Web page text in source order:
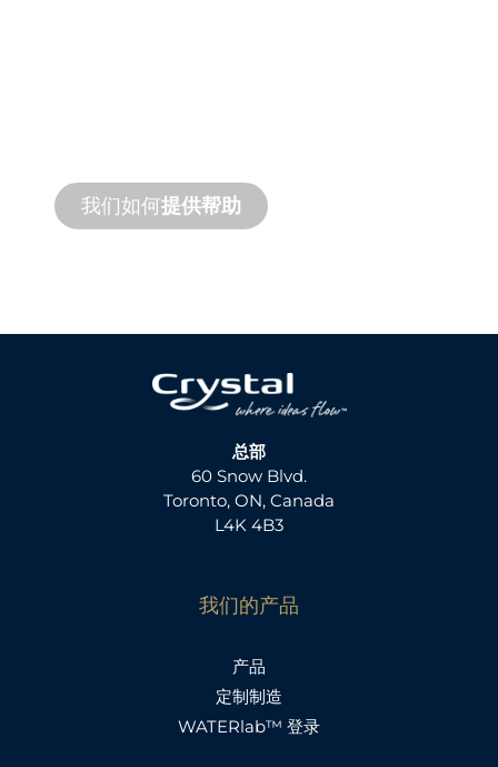
我们如何提供帮助
总部
60 Snow Blvd.
Toronto, ON, Canada
L4K 4B3
我们的产品
产品
定制制造
WATERlab™ 登录